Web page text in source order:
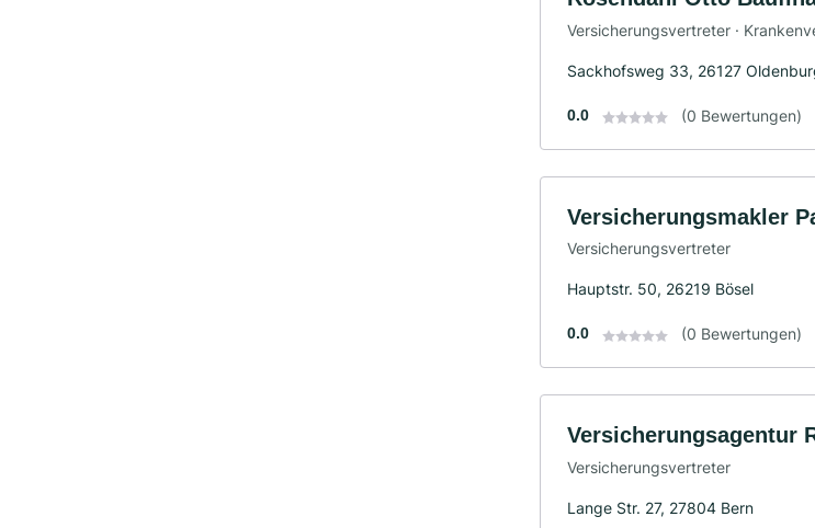
Versicherungsvertreter ·
Sackhofsweg 33, 26127
0.0 (0 Bewertungen)
Versicherungsmakler
Versicherungsvertreter
Hauptstr. 50, 26219 Bösel
0.0 (0 Bewertungen)
Versicherungsagentur
Versicherungsvertreter
Lange Str. 27, 27804 Bern